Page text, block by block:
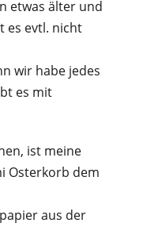
etwas älter und
es evtl. nicht
wir habe jedes
es mit
ist meine
Osterkorb dem
aus der